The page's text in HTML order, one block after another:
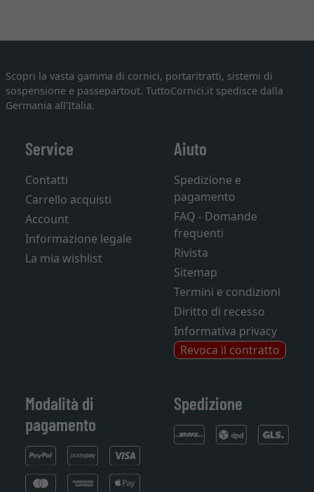
Scopri la vasta gamma di cornici, portaritratti, sistemi di
sospensione e passepartout. TuttoCornici.it spedisce dalla
Germania all'Italia.
Service
Contatti
Carrello acquisti
Account
Informazione legale
La mia wishlist
Aiuto
Spedizione e
pagamento
FAQ - Domande
frequenti
Rivista
Sitemap
Termini e condizioni
Diritto di recesso
Informativa privacy
Revoca il contratto
Modalità di
pagamento
Spedizione